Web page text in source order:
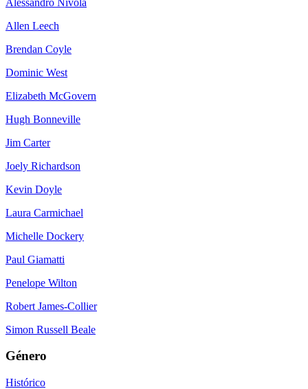
Allen Leech
Brendan Coyle
Dominic West
Elizabeth McGovern
Hugh Bonneville
Jim Carter
Joely Richardson
Kevin Doyle
Laura Carmichael
Michelle Dockery
Paul Giamatti
Penelope Wilton
Robert James-Collier
Simon Russell Beale
Género
Histórico